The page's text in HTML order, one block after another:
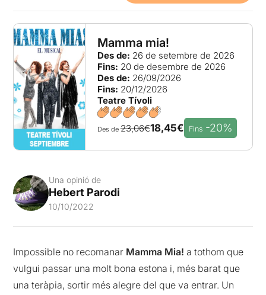
Mamma mia!
Des de: 26 de setembre de 2026
Fins: 20 de desembre de 2026
Des de: 26/09/2026
Fins: 20/12/2026
Teatre Tívoli
Des de23,06€18,45€ Fins -20%
Una opinió de
Hebert Parodi
10/10/2022
Impossible no recomanar Mamma Mia! a tothom que
vulgui passar una molt bona estona i, més barat que
una teràpia, sortir més alegre del que va entrar. Un